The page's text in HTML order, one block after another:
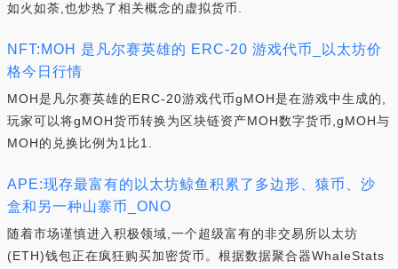
如火如荼,也炒热了相关概念的虚拟货币.
NFT:MOH 是凡尔赛英雄的 ERC-20 游戏代币_以太坊价
格今日行情
MOH是凡尔赛英雄的ERC-20游戏代币gMOH是在游戏中生成的,
玩家可以将gMOH货币转换为区块链资产MOH数字货币,gMOH与
MOH的兑换比例为1比1.
APE:现存最富有的以太坊鲸鱼积累了多边形、猿币、沙
盒和另一种山寨币_ONO
随着市场谨慎进入积极领域,一个超级富有的非交易所以太坊
(ETH)钱包正在疯狂购买加密货币。根据数据聚合器WhaleStats